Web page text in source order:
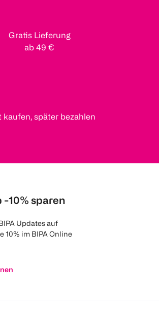
Gratis Lieferung
ab 49 €
kaufen, später bezahlen
-10% sparen
Updates auf
10% im BIPA Online